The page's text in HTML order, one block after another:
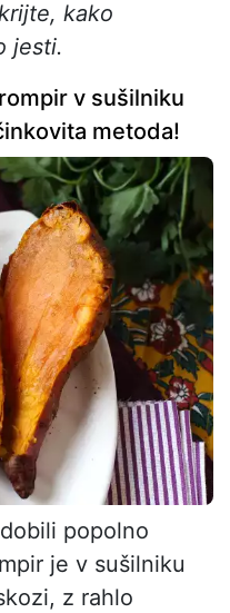
kako
jesti.
v sušilniku
metoda!
popolno
je v sušilniku
z rahlo